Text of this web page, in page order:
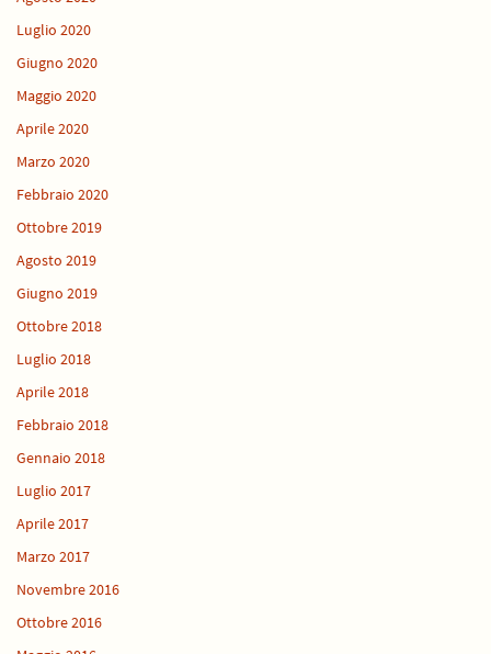
Luglio 2020
Giugno 2020
Maggio 2020
Aprile 2020
Marzo 2020
Febbraio 2020
Ottobre 2019
Agosto 2019
Giugno 2019
Ottobre 2018
Luglio 2018
Aprile 2018
Febbraio 2018
Gennaio 2018
Luglio 2017
Aprile 2017
Marzo 2017
Novembre 2016
Ottobre 2016